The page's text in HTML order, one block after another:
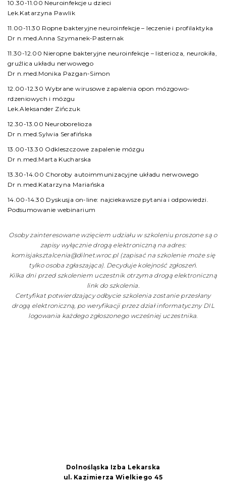
10.30-11.00 Neuroinfekcje u dzieci
Lek.Katarzyna Pawlik
11.00-11.30 Ropne bakteryjne neuroinfekcje – leczenie i profilaktyka
Dr n.med.Anna Szymanek-Pasternak
11.30-12.00 Nieropne bakteryjne neuroinfekcje – listerioza, neurokiła,
gruźlica układu nerwowego
Dr n.med.Monika Pazgan-Simon
12.00-12.30 Wybrane wirusowe zapalenia opon mózgowo-
rdzeniowych i mózgu
Lek.Aleksander Zińczuk
12.30-13.00 Neuroborelioza
Dr n.med.Sylwia Serafińska
13.00-13.30 Odkleszczowe zapalenie mózgu
Dr n.med.Marta Kucharska
13.30-14.00 Choroby autoimmunizacyjne układu nerwowego
Dr n.med.Katarzyna Mariańska
14.00-14.30 Dyskusja on-line: najciekawsze pytania i odpowiedzi.
Podsumowanie webinarium
Osoby zainteresowane wzięciem udziału w szkoleniu proszone są o
zapisy wyłącznie drogą elektroniczną na adres:
komisjaksztalcenia@dilnet.wroc.pl (zapisać na szkolenie może się
tylko osoba zgłaszająca). Decyduje kolejność zgłoszeń.
Kilka dni przed szkoleniem uczestnik otrzyma drogą elektroniczną
link do szkolenia.
Certyfikat potwierdzający odbycie szkolenia zostanie przesłany
drogą elektroniczną, po weryfikacji przez dział informatyczny DIL
logowania każdego zgłoszonego wcześniej uczestnika.
Dolnośląska Izba Lekarska
ul. Kazimierza Wielkiego 45